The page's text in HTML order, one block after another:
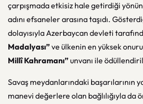
çarpışmada etkisiz hale getirdiği
adını efsaneler arasına taşıdı.
dolayısıyla Azerbaycan devleti
Madalyası”ve ülkenin en yüksek
Millî Kahramanı”unvanı ile
Savaş meydanlarındaki başarılarının
manevi değerlere olan bağlılığıyla da